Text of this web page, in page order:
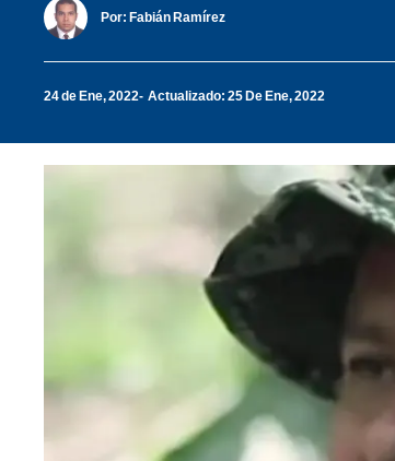
Por: Fabián Ramírez
24 de Ene, 2022 Actualizado: 25 De Ene, 2022